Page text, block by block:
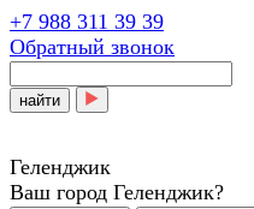
+7 988 311 39 39
Обратный звонок
найти
Геленджик
Ваш город Геленджик?